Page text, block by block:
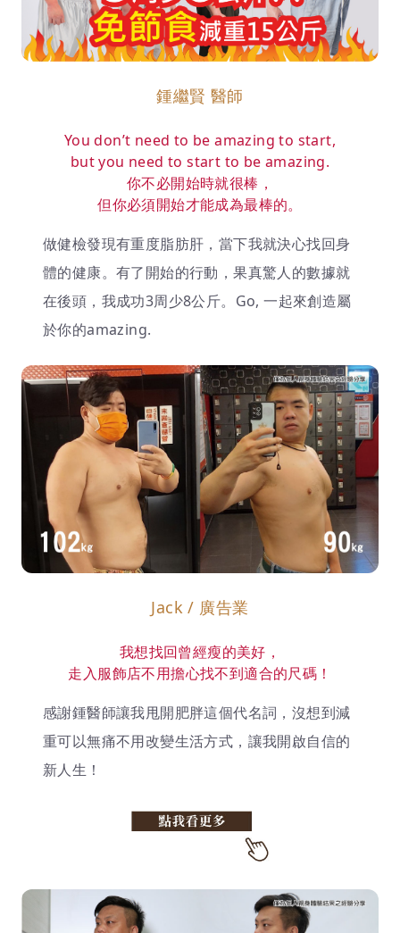
鍾繼賢 醫師
You don’t need to be amazing to start,
but you need to start to be amazing.
你不必開始時就很棒，
但你必須開始才能成為最棒的。
做健檢發現有重度脂肪肝，當下我就決心找回身
體的健康。有了開始的行動，果真驚人的數據就
在後頭，我成功3周少8公斤。Go, 一起來創造屬
於你的amazing.
Jack / 廣告業
我想找回曾經瘦的美好，
走入服飾店不用擔心找不到適合的尺碼！
感謝鍾醫師讓我甩開肥胖這個代名詞，沒想到減
重可以無痛不用改變生活方式，讓我開啟自信的
新人生！